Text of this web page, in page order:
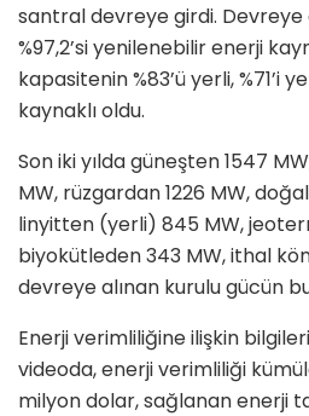
santral devreye girdi.
%97,2’si yenilenebilir enerji
kapasitenin %83’ü yerli, %71’i
kaynaklı oldu.
Son iki yılda güneşten 1547
MW, rüzgardan 1226 MW,
linyitten (yerli) 845 MW,
biyokütleden 343 MW, ithal
devreye alınan kurulu gücün
Enerji verimliliğine ilişkin
videoda, enerji verimliliği
milyon dolar, sağlanan enerji